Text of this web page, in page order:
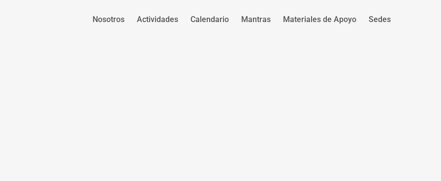
Nosotros Actividades Calendario Mantras Materiales de Apoyo Sedes